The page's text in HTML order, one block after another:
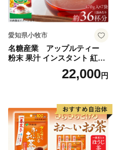
愛知県小牧市
名糖産業 アップルティー
粉末 果汁 インスタント 紅茶
ティー ビタミンC 袋 ロング
セラー 粉末飲料 粉末茶 簡単
22,000円